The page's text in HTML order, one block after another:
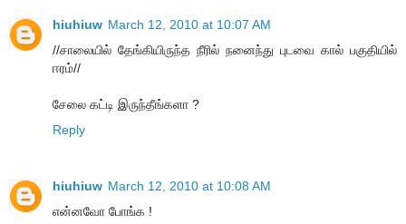
hiuhiuw March 12, 2010 at 10:07 AM
//சாலையில் தேங்கியிருந்த நீரில் நனைந்து புடவை கால் பகுதியில்
ஈரம்//
சேலை கட்டி இருந்தீங்களா ?
Reply
hiuhiuw March 12, 2010 at 10:08 AM
என்னவோ போங்க !